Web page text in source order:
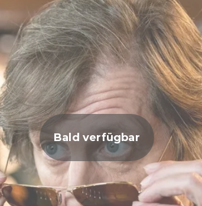
Bald verfügbar